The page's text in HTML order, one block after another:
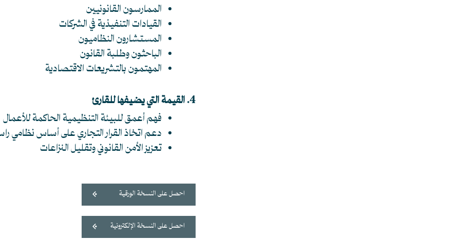
الممارسون القانونيين
القيادات التنفيذية في الشركات
المستشارون النظاميون
الباحثون وطلبة القانون
المهتمون بالتشريعات الاقتصادية
4. القيمة التي يضيفها للقارئ
فهم أعمق للبيئة التنظيمية الحاكمة للأعمال
دعم اتخاذ القرار التجاري على أساس نظامي
تعزيز الأمن القانوني وتقليل النزاعات
احصل على النسخة الورقية
احصل على النسخة الإلكترونية